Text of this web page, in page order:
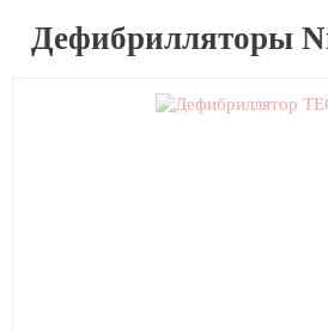
Дефибрилляторы